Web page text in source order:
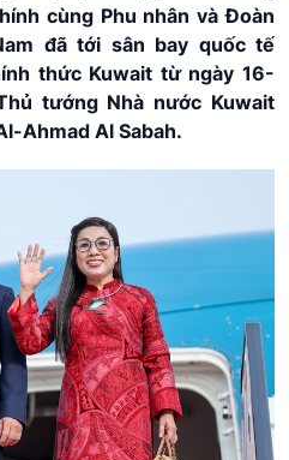
cùng Phu nhân và Đoàn
đã tới sân bay quốc tế
thức Kuwait từ ngày 16-
tướng Nhà nước Kuwait
Ahmad Al Sabah.